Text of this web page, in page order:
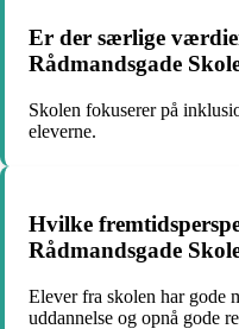
Er der særlige
Rådmandsgade
Skolen fokuserer på
eleverne.
Hvilke
Rådmandsgade
Elever fra skolen har gode
uddannelse og opnå gode